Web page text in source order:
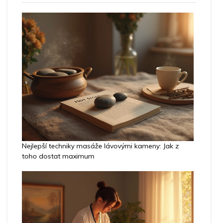
Nejlepší techniky masáže lávovými kameny: Jak z
toho dostat maximum